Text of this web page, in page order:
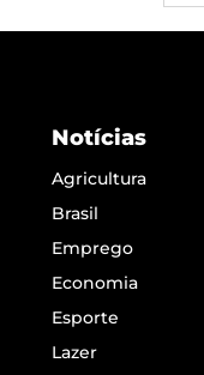
Notícias
Agricultura
Brasil
Emprego
Economia
Esporte
Lazer